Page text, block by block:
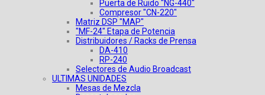
Puerta de Ruido "NG-440"
Compresor "CN-220"
Matriz DSP "MAP"
"MF-24" Etapa de Potencia
Distribuidores / Racks de Prensa
DA-410
RP-240
Selectores de Audio Broadcast
ULTIMAS UNIDADES
Mesas de Mezcla